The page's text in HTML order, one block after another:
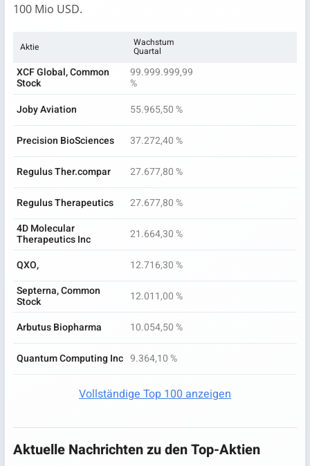
100 Mio USD.
Aktie Wachstum
Quartal
XCF Global, Common
Stock
99.999.999,99
%
Joby Aviation
55.965,50 %
Precision BioSciences 37.272,40 %
Regulus Ther.compar 27.677,80 %
Regulus Therapeutics
27.677,80 %
4D Molecular
Therapeutics Inc 21.664,30 %
QXO,
12.716,30 %
Septerna, Common
Stock 12.011,00 %
Arbutus Biopharma 10.054,50 %
Quantum Computing Inc 9.364,10 %
Vollständige Top 100 anzeigen
Aktuelle Nachrichten zu den Top-Aktien